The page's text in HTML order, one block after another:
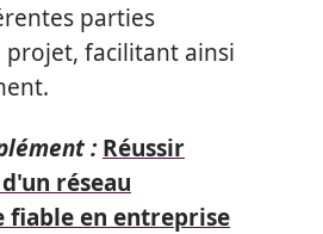
parties
facilitant ainsi
: Réussir
réseau
en entreprise